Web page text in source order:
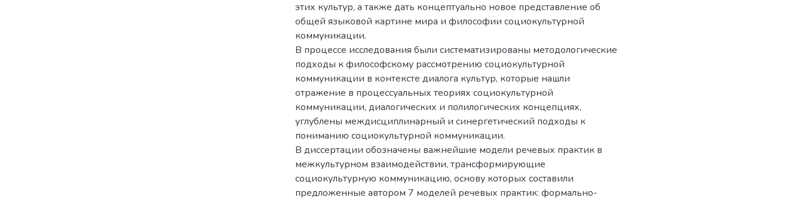
этих культур, а также дать концептуально новое представление об
общей языковой картине мира и философии социокультурной
коммуникации.
В процессе исследования были систематизированы методологические
подходы к философскому рассмотрению социокультурной
коммуникации в контексте диалога культур, которые нашли
отражение в процессуальных теориях социокультурной
коммуникации, диалогических и полилогических концепциях,
углублены междисциплинарный и синергетический подходы к
пониманию социокультурной коммуникации.
В диссертации обозначены важнейшие модели речевых практик в
межкультурном взаимодействии, трансформирующие
социокультурную коммуникацию, основу которых составили
предложенные автором 7 моделей речевых практик: формально-